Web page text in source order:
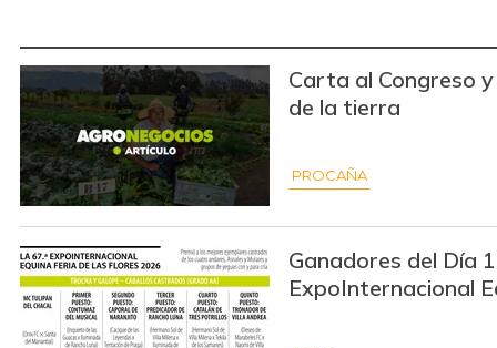
Carta al Congreso
de la tierra
PROCAÑA
Ganadores del Día
ExpoInternacional